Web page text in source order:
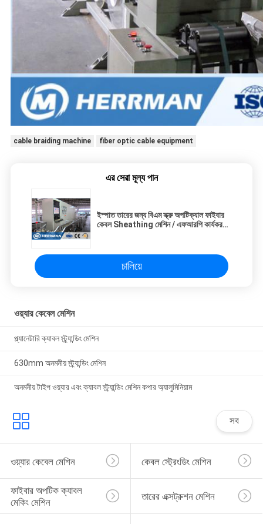
cable braiding machine fiber optic cable equipment
এর সেরা মূল্য পান
ইস্পাত তারের জন্য বিএম স্ক্রু অপটিক্যাল ফাইবার
কেবল Sheathing মেশিন / এফআরপি কার্যকর
চালিয়ে
ওয়্যার কেবেল মেশিন
প্ল্যানেটারি ক্যাবল স্ট্র্যান্ডিং মেশিন
630mm অনমনীয় স্ট্র্যান্ডিং মেশিন
অনমনীয় টাইপ ওয়্যার এবং ক্যাবল স্ট্র্যান্ডিং মেশিন কপার অ্যালুমিনিয়াম
সব
ওয়্যার কেবেল মেশিন কেবল স্ট্রেংডিং মেশিন
ফাইবার অপটিক ক্যাবল
মেকিং মেশিন
তারের এক্সট্রুশন মেশিন